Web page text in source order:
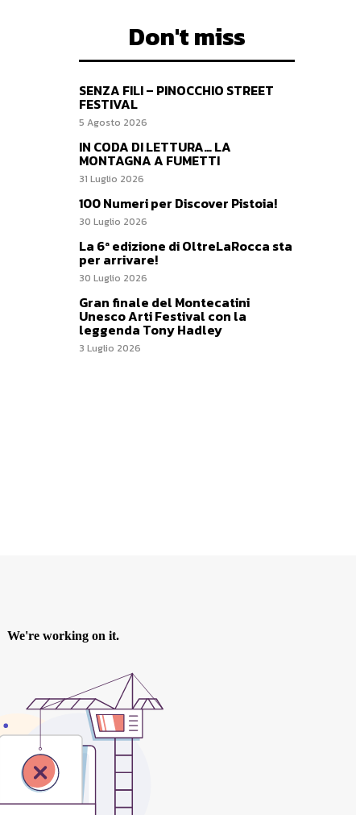
Don't miss
SENZA FILI – PINOCCHIO STREET
FESTIVAL
5 Agosto 2026
IN CODA DI LETTURA… LA
MONTAGNA A FUMETTI
31 Luglio 2026
100 Numeri per Discover Pistoia!
30 Luglio 2026
La 6ª edizione di OltreLaRocca sta
per arrivare!
30 Luglio 2026
Gran finale del Montecatini
Unesco Arti Festival con la
leggenda Tony Hadley
3 Luglio 2026